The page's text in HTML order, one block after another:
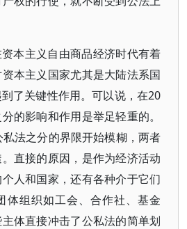
本主义自由商品经济时代有着
本主义国家尤其是大陆法系国
了关键性作用。可以说，在20
的影响和作用是举足轻重的。
法之分的界限开始模糊，两者
直接的原因，是作为经济活动
人和国家，还有各种介于它们
体组织如工会、合作社、基金
体直接冲击了公私法的简单划